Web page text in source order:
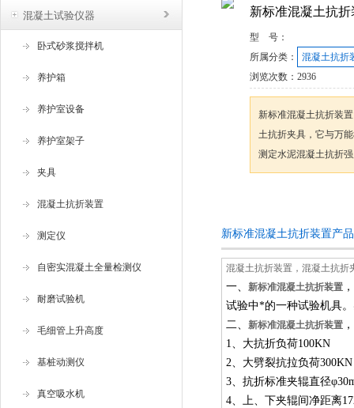
混凝土试验仪器
卧式砂浆搅拌机
养护箱
养护室设备
养护室架子
夹具
混凝土抗折装置
测定仪
自密实混凝土全量检测仪
耐磨试验机
毛细管上升高度
基桩动测仪
真空吸水机
新标准混凝土抗折
型 号：
所属分类：
混凝土抗折
浏览次数： 2936
新标准混凝土抗折装
土抗折夹具，它与万
测定水泥混凝土抗折
新标准混凝土抗折装置产
混凝土抗折装置，混凝土抗折
一、 新标准混凝土抗折装置
试验中*的一种试验机具
二、 新标准混凝土抗折装置
1、大抗折负荷100KN
2、大劈裂抗拉负荷300KN
3、抗折标准夹辊直径
4、上、下夹辊间净距离